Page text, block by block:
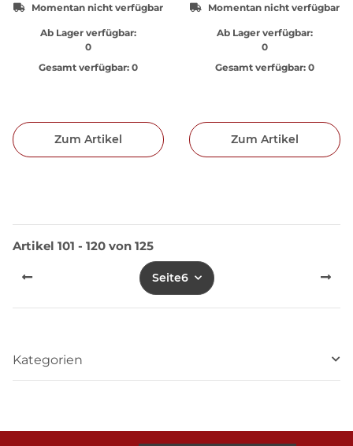
Momentan nicht verfügbar
Ab Lager verfügbar:
0
Gesamt verfügbar: 0
Zum Artikel
Momentan nicht verfügbar
Ab Lager verfügbar:
0
Gesamt verfügbar: 0
Zum Artikel
Artikel 101 - 120 von 125
Seite6
Kategorien